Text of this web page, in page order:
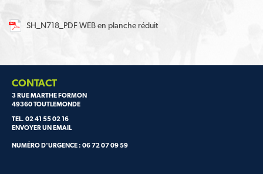
SH_N718_PDF WEB en planche réduit
CONTACT
3 RUE MARTHE FORMON
49360 TOUTLEMONDE
TEL. 02 41 55 02 16
ENVOYER UN EMAIL
NUMÉRO D'URGENCE : 06 72 07 09 59